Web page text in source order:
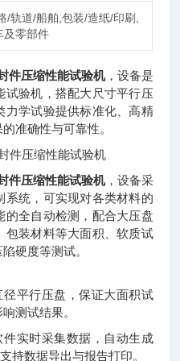
/轨道/船舶,包装/造纸/印刷,
及零部件
件压缩性能试验机，设备是
试验机，搭配大尺寸平行压
力学试验提供标准化、高精
准确性与可靠性。
件压缩性能试验机，设备采
系统，可实现对各类材料的
的全自动检测，配合大压盘
包装材料等大面积、软质试
硬度等测试。
平行压盘，保证大面积试
测试结果。
实时采集数据，自动生成
持数据导出与报告打印。